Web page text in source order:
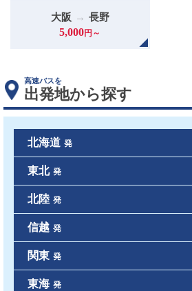
大阪 → 長野
5,000円～
高速バスを
出発地から探す
北海道 発
東北 発
北陸 発
信越 発
関東 発
東海 発